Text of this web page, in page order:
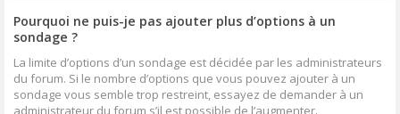
Pourquoi ne puis-je pas ajouter plus d’options à un
sondage ?
La limite d’options d’un sondage est décidée par les administrateurs
du forum. Si le nombre d’options que vous pouvez ajouter à un
sondage vous semble trop restreint, essayez de demander à un
administrateur du forum s’il est possible de l’augmenter.